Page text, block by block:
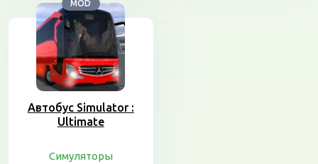
MOD
Автобус Simulator :
Ultimate
Симуляторы